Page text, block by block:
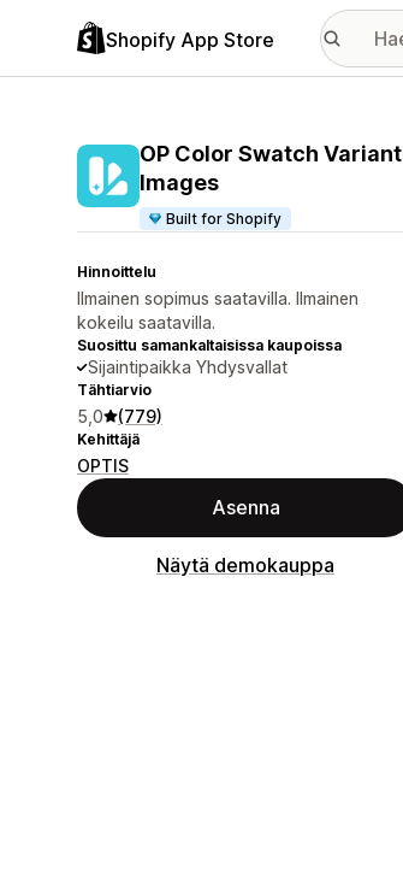
Shopify App Store
OP Color Swatch Variant
Images
Built for Shopify
Hinnoittelu
Ilmainen sopimus saatavilla. Ilmainen
kokeilu saatavilla.
Suosittu samankaltaisissa kaupoissa
Sijaintipaikka Yhdysvallat
Tähtiarvio
5,0 (779)
Kehittäjä
OPTIS
Asenna
Näytä demokauppa